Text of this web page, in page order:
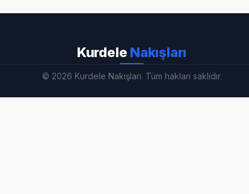
Kurdele Nakışları
© 2026 Kurdele Nakışları. Tüm hakları saklıdır.